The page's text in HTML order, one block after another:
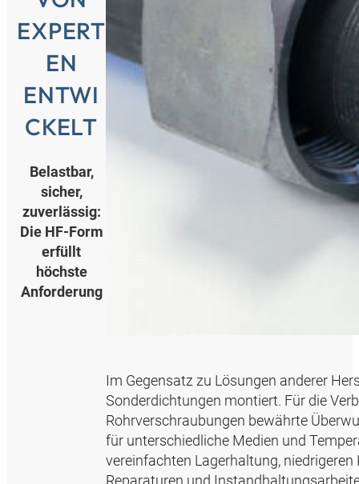
EXPERT
EN
ENTWI
CKELT
Belastbar,
sicher,
zuverlässig:
Die HF-Form
erfüllt
höchste
Anforderung
Im Gegensatz zu Lösungen anderer
Sonderdichtungen montiert. Für die
Rohrverschraubungen bewährte
für unterschiedliche Medien und
vereinfachten Lagerhaltung,